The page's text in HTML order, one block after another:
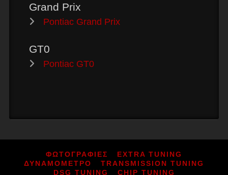
Grand Prix
Pontiac Grand Prix
GT0
Pontiac GT0
ΦΩΤΟΓΡΑΦΙΕΣ
EXTRA TUNING
ΔΥΝΑΜΟΜΕΤΡΟ
TRANSMISSION TUNING
DSG TUNING
CHIP TUNING